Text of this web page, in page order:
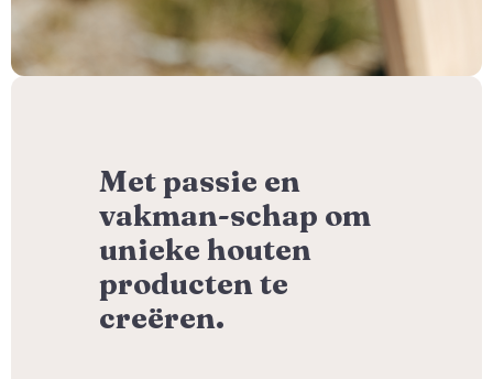
Met passie en
vakman-schap om
unieke houten
producten te
creëren.